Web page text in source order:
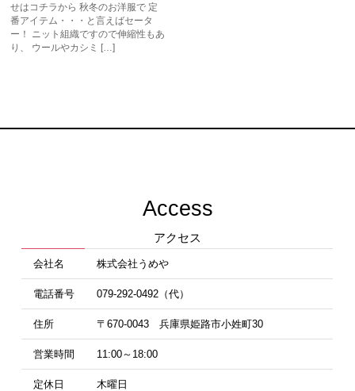
せはコチラから 秋冬のお洋服で 定
番アイテム・・・と言えばセータ
ー！ ニット組織ですので伸縮性もあ
り、 ウールやカシミ […]
Access
アクセス
会社名 株式会社うめや
電話番号 079-292-0492（代）
住所 〒670-0043 兵庫県姫路市小姓町30
営業時間 11:00～18:00
定休日 木曜日